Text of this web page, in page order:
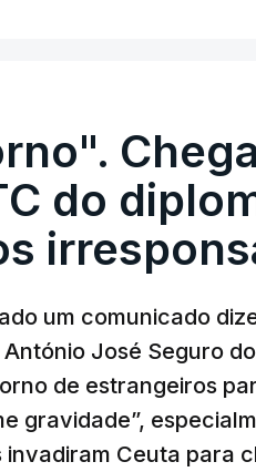
do
um comunicado
José Seguro
de estrangeiros
gravidade”,
invadiram Ceuta para